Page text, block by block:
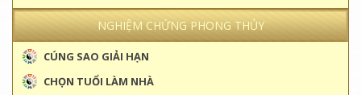
NGHIỆM CHỨNG PHONG THỦY
CÚNG SAO GIẢI HẠN
CHỌN TUỔI LÀM NHÀ